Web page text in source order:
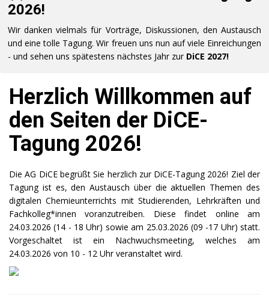
2026!
Wir danken vielmals für Vorträge, Diskussionen, den Austausch
und eine tolle Tagung. Wir freuen uns nun auf viele Einreichungen
- und sehen uns spätestens nächstes Jahr zur DiCE 2027!
Herzlich Willkommen auf
den Seiten der DiCE-
Tagung 2026!
Die AG DiCE begrüßt Sie herzlich zur DiCE-Tagung 2026! Ziel der
Tagung ist es, den Austausch über die aktuellen Themen des
digitalen Chemieunterrichts mit Studierenden, Lehrkräften und
Fachkolleg*innen voranzutreiben. Diese findet online am
24.03.2026 (14 - 18 Uhr) sowie am 25.03.2026 (09 -17 Uhr) statt.
Vorgeschaltet ist ein Nachwuchsmeeting, welches am
24.03.2026 von 10 - 12 Uhr veranstaltet wird.